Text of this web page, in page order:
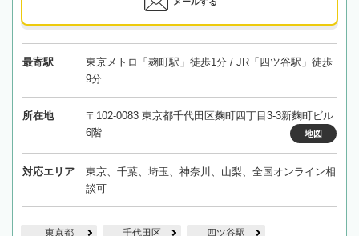
最寄駅
東京メトロ「麹町駅」徒歩1分 / JR「四ツ谷駅」徒歩
9分
所在地
〒102-0083 東京都千代田区麴町四丁目3-3新麴町ビル
6階
地図
対応エリア
東京、千葉、埼玉、神奈川、山梨、全国オンライン相
談可
東京都 千代田区 四ツ谷駅